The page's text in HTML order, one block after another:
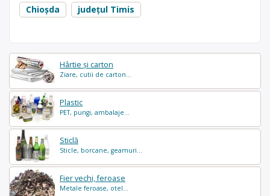
Hârtie și carton
Ziare, cutii de carton...
Plastic
PET, pungi, ambalaje...
Sticlă
Sticle, borcane, geamuri...
Fier vechi, feroase
Metale feroase, otel...
Chioșda
județul Timis